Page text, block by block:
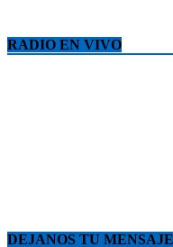
RADIO EN VIVO
DEJANOS TU MENSAJE